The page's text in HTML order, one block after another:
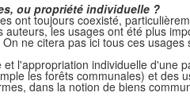
ou propriété individuelle ?
ont toujours coexisté,
auteurs, les usages ont été plus
ne citera pas ici tous ces
l'appropriation individuelle d'une
les forêts communales) et des
dans la notion de biens